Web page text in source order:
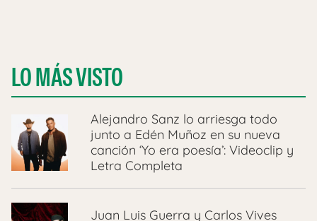
LO MÁS VISTO
Alejandro Sanz lo arriesga todo
junto a Edén Muñoz en su nueva
canción ‘Yo era poesía’: Videoclip y
Letra Completa
Juan Luis Guerra y Carlos Vives